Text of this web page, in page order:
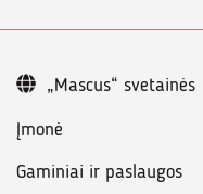
Įmonė
Gaminiai ir paslaugos
„Mascus“ svetainės